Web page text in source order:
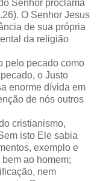
Senhor proclama
O Senhor Jesus
de sua própria
da religião
pecado como
o Justo
enorme dívida em
de nós outros
cristianismo,
isto Ele sabia
exemplo e
ao homem;
nem